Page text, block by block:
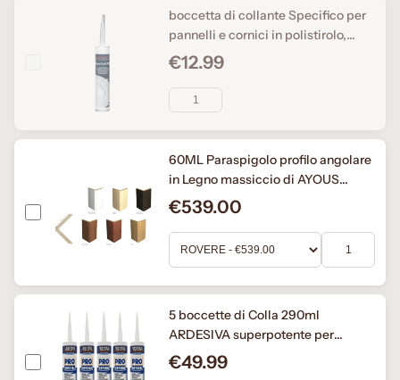
boccetta di collante Specifico per
pannelli e cornici in polistirolo,
rapida asciugatura, antimuffa,
effetto ventosa.
€12.99
60ML Paraspigolo profilo angolare
in Legno massiccio di AYOUS
45x45 in 6 colori
€539.00
5 boccette di Colla 290ml
ARDESIVA superpotente per
BATTISCOPA e BOISERIE in Legno,
MDF, Polimeri
€49.99